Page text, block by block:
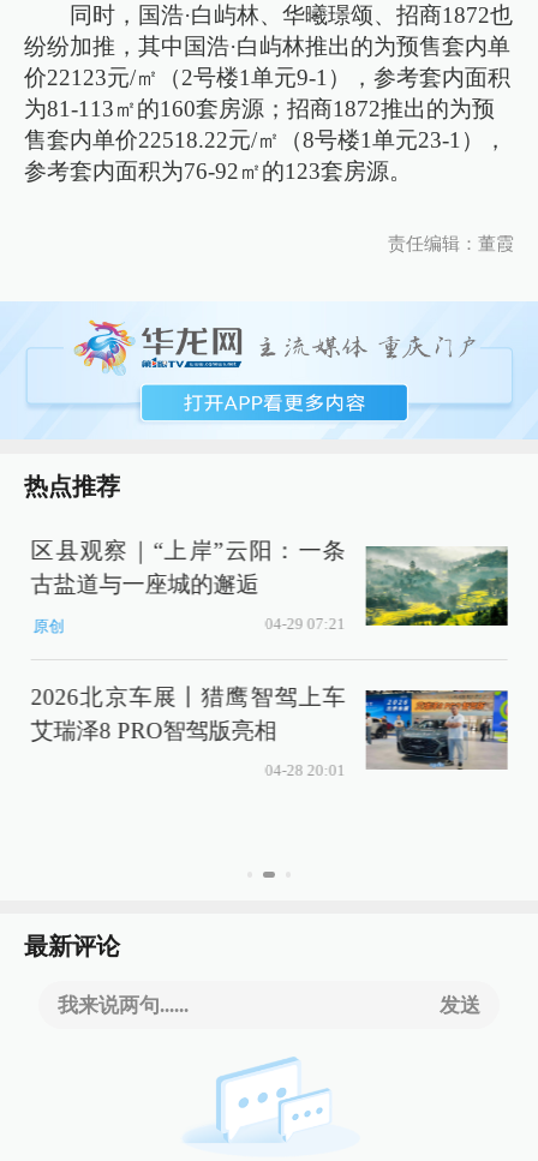
同时，国浩·白屿林、华曦璟颂、招商1872也
纷纷加推，其中国浩·白屿林推出的为预售套内单
价22123元/㎡（2号楼1单元9-1），参考套内面积
为81-113㎡的160套房源；招商1872推出的为预
售套内单价22518.22元/㎡（8号楼1单元23-1），
参考套内面积为76-92㎡的123套房源。
责任编辑：董霞
热点推荐
区县观察｜“上岸”云阳：一条
古盐道与一座城的邂逅
原创 04-29 07:21
2026北京车展丨猎鹰智驾上车
艾瑞泽8 PRO智驾版亮相
04-28 20:01
最新评论
我来说两句...... 发送